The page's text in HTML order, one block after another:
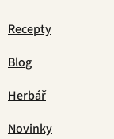
Recepty
Blog
Herbář
Novinky